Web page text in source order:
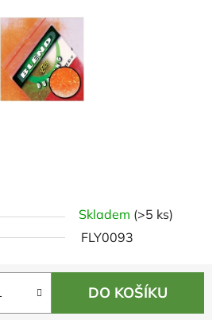
Skladem (>5 ks)
FLY0093
DO KOŠÍKU